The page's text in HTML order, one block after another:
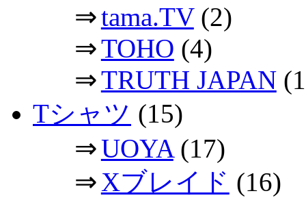
⇒tama.TV(2)
⇒TOHO (4)
⇒TRUTH JAPAN
Tシャツ (15)
⇒UOYA(17)
⇒Xブレイド (16)